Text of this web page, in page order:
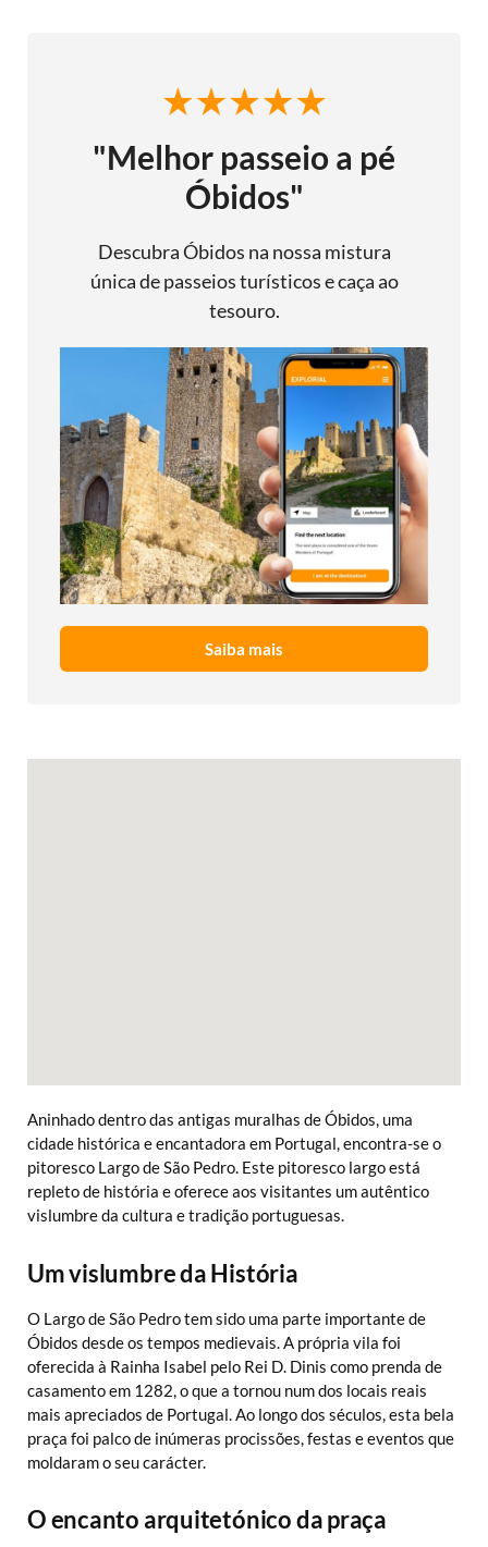
Aninhado dentro das antigas muralhas de Óbidos, uma
cidade histórica e encantadora em Portugal, encontra-se o
pitoresco Largo de São Pedro. Este pitoresco largo está
repleto de história e oferece aos visitantes um autêntico
vislumbre da cultura e tradição portuguesas.
Um vislumbre da História
O Largo de São Pedro tem sido uma parte importante de
Óbidos desde os tempos medievais. A própria vila foi
oferecida à Rainha Isabel pelo Rei D. Dinis como prenda de
casamento em 1282, o que a tornou num dos locais reais
mais apreciados de Portugal. Ao longo dos séculos, esta bela
praça foi palco de inúmeras procissões, festas e eventos que
moldaram o seu carácter.
O encanto arquitetónico da praça
"Melhor passeio a pé
Óbidos"
Descubra Óbidos na nossa mistura
única de passeios turísticos e caça ao
tesouro.
Saiba mais